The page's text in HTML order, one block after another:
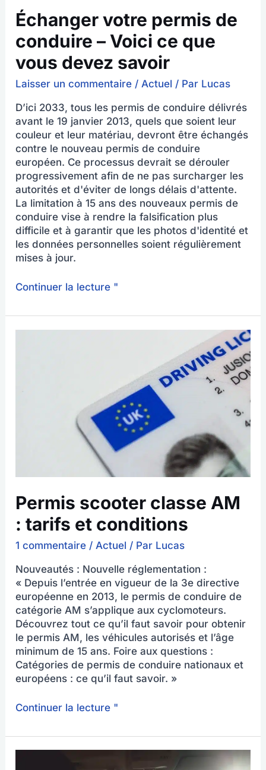
Échanger votre permis de
conduire – Voici ce que
vous devez savoir
Laisser un commentaire /Actuel / Par Lucas
D’ici 2033, tous les permis de conduire délivrés
avant le 19 janvier 2013, quels que soient leur
couleur et leur matériau, devront être échangés
contre le nouveau permis de conduire
européen. Ce processus devrait se dérouler
progressivement afin de ne pas surcharger les
autorités et d'éviter de longs délais d'attente.
La limitation à 15 ans des nouveaux permis de
conduire vise à rendre la falsification plus
difficile et à garantir que les photos d'identité et
les données personnelles soient régulièrement
mises à jour.
devez
savoir
Continuer la lecture "
Permis scooter classe AM
: tarifs et conditions
1 commentaire /Actuel / Par Lucas
Nouveautés : Nouvelle réglementation :
« Depuis l’entrée en vigueur de la 3e directive
européenne en 2013, le permis de conduire de
catégorie AM s’applique aux cyclomoteurs.
Découvrez tout ce qu’il faut savoir pour obtenir
le permis AM, les véhicules autorisés et l’âge
minimum de 15 ans. Foire aux questions :
Catégories de permis de conduire nationaux et
européens : ce qu’il faut savoir. »
Continuer la lecture "